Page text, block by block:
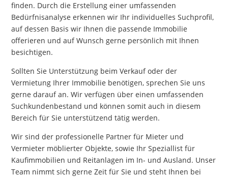
finden. Durch die Erstellung einer umfassenden
Bedürfnisanalyse erkennen wir Ihr individuelles Suchprofil,
auf dessen Basis wir Ihnen die passende Immobilie
offerieren und auf Wunsch gerne persönlich mit Ihnen
besichtigen.
Sollten Sie Unterstützung beim Verkauf oder der
Vermietung Ihrer Immobilie benötigen, sprechen Sie uns
gerne darauf an. Wir verfügen über einen umfassenden
Suchkundenbestand und können somit auch in diesem
Bereich für Sie unterstützend tätig werden.
Wir sind der professionelle Partner für Mieter und
Vermieter möblierter Objekte, sowie Ihr Speziallist für
Kaufimmobilien und Reitanlagen im In- und Ausland. Unser
Team nimmt sich gerne Zeit für Sie und steht Ihnen bei